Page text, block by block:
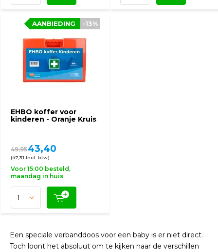
EHBO koffer voor
kinderen - Oranje Kruis
-13%
AANBIEDING
49,9543,40
(47,31 Incl. btw)
Voor 15:00 besteld,
maandag in huis
Een speciale verbanddoos voor een baby is er niet direct.
Toch loont het absoluut om te kijken naar de verschillen